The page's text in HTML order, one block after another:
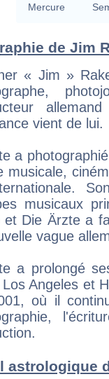
Mercure
de Jim
« Jim »
vient de lui.
a
musicale,
musicaux
et Die Ärzte a
vague
a prolongé
Angeles et
où il
astrologique